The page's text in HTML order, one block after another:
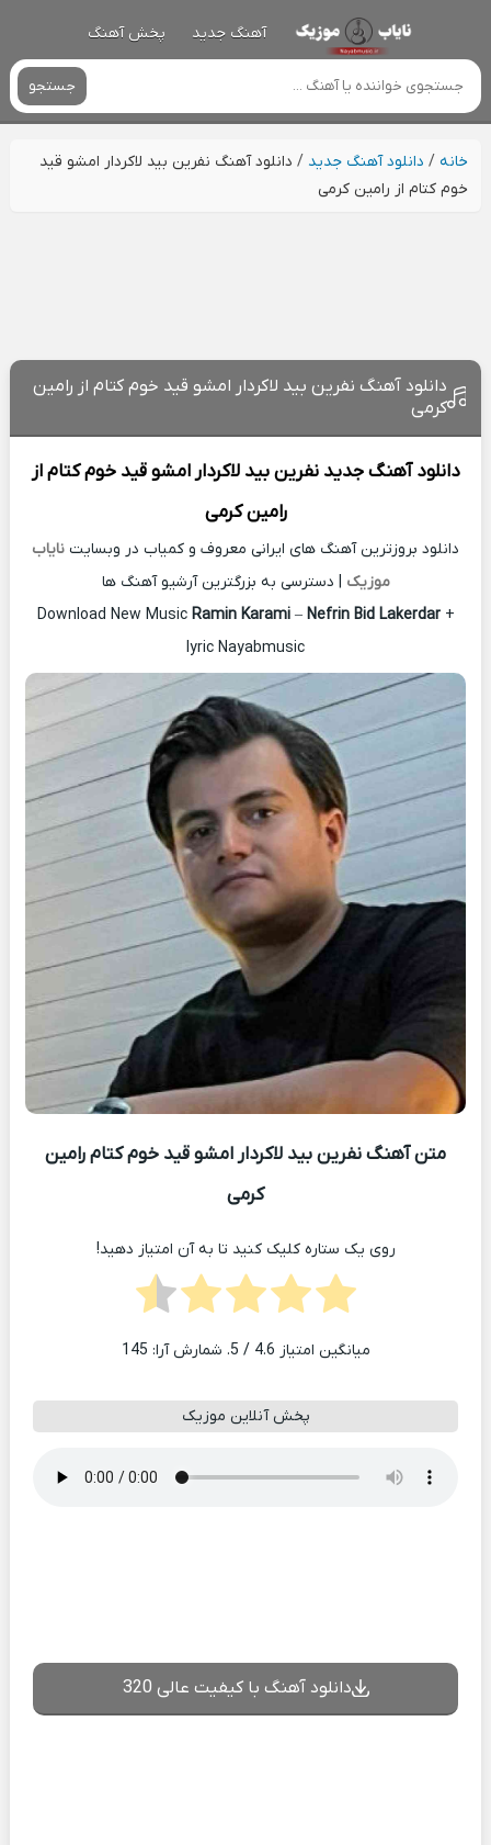
آهنگ جدید پخش آهنگ
جستجو
خانه/ دانلود آهنگ جدید / دانلود آهنگ نفرین بید لاکردار امشو قید
خوم کتام از رامین کرمی
دانلود آهنگ نفرین بید لاکردار امشو قید خوم کتام از رامین
کرمی
دانلود آهنگ جدید نفرین بید لاکردار امشو قید خوم کتام از
رامین کرمی
دانلود بروزترین آهنگ های ایرانی معروف و کمیاب در وبسایت نایاب
موزیک | دسترسی به بزرگترین آرشیو آهنگ ها
Download New Music Ramin Karami– Nefrin Bid Lakerdar+
lyric Nayabmusic
متن آهنگ نفرین بید لاکردار امشو قید خوم کتام رامین
کرمی
روی یک ستاره کلیک کنید تا به آن امتیاز دهید!
میانگین امتیاز 4.6 / 5. شمارش آرا: 145
پخش آنلاین موزیک
دانلود آهنگ با کیفیت عالی 320